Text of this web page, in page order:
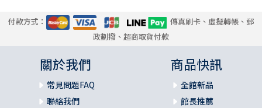
B. 恩召
C. 重生
A. 改宗的聖經名詞
B. 改宗的聖經觀
C. 改宗的要素
D. 改宗的特色
付款方式：
傳真刷卡、虛擬轉帳、郵
政劃撥、超商取貨付款
關於我們
常見問題FAQ
聯絡我們
商品快訊
全館新品
館長推薦